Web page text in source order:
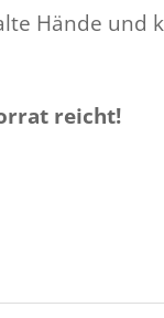
Hände und
reicht!